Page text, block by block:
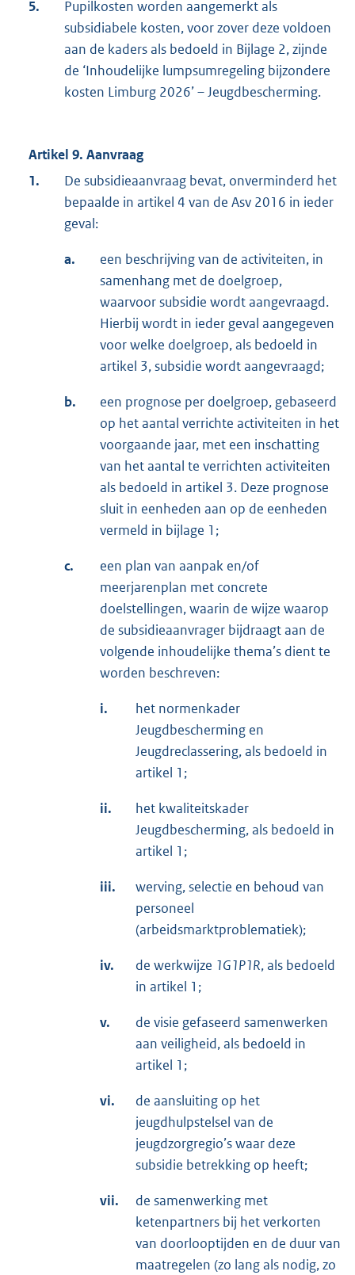
5.
Pupilkosten worden aangemerkt als
subsidiabele kosten, voor zover deze voldoen
aan de kaders als bedoeld in Bijlage 2, zijnde
de ‘Inhoudelijke lumpsumregeling bijzondere
kosten Limburg 2026’ – Jeugdbescherming.
Artikel 9. Aanvraag
1.
De subsidieaanvraag bevat, onverminderd het
bepaalde in artikel 4 van de Asv 2016 in ieder
geval:
a.
een beschrijving van de activiteiten, in
samenhang met de doelgroep,
waarvoor subsidie wordt aangevraagd.
Hierbij wordt in ieder geval aangegeven
voor welke doelgroep, als bedoeld in
artikel 3, subsidie wordt aangevraagd;
b.
een prognose per doelgroep, gebaseerd
op het aantal verrichte activiteiten in het
voorgaande jaar, met een inschatting
van het aantal te verrichten activiteiten
als bedoeld in artikel 3. Deze prognose
sluit in eenheden aan op de eenheden
vermeld in bijlage 1;
c.
een plan van aanpak en/of
meerjarenplan met concrete
doelstellingen, waarin de wijze waarop
de subsidieaanvrager bijdraagt aan de
volgende inhoudelijke thema’s dient te
worden beschreven:
i.
het normenkader
Jeugdbescherming en
Jeugdreclassering, als bedoeld in
artikel 1;
ii.
het kwaliteitskader
Jeugdbescherming, als bedoeld in
artikel 1;
iii.
werving, selectie en behoud van
personeel
(arbeidsmarktproblematiek);
iv. de werkwijze 1G1P1R, als bedoeld
in artikel 1;
v.
de visie gefaseerd samenwerken
aan veiligheid, als bedoeld in
artikel 1;
vi.
de aansluiting op het
jeugdhulpstelsel van de
jeugdzorgregio’s waar deze
subsidie betrekking op heeft;
vii.
de samenwerking met
ketenpartners bij het verkorten
van doorlooptijden en de duur van
maatregelen (zo lang als nodig, zo